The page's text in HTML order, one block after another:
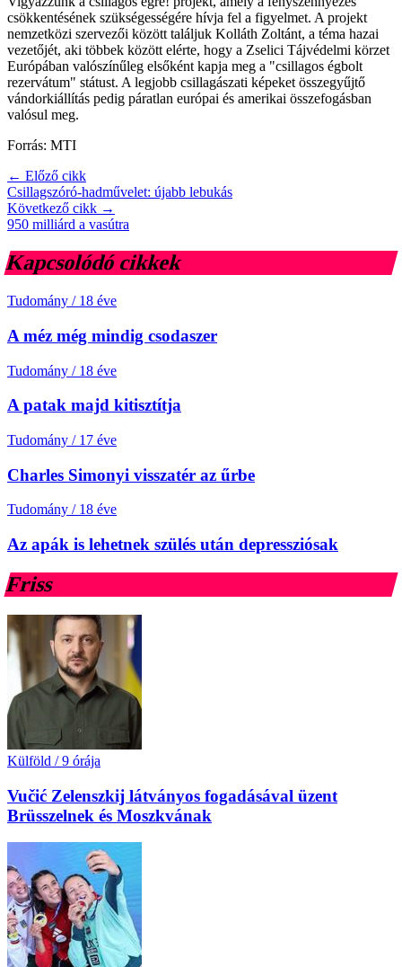
csökkentésének szükségességére hívja fel a figyelmet. A projekt
nemzetközi szervezői között találjuk Kolláth Zoltánt, a téma hazai
vezetőjét, aki többek között elérte, hogy a Zselici Tájvédelmi körzet
Európában valószínűleg elsőként kapja meg a "csillagos égbolt
rezervátum" státust. A legjobb csillagászati képeket összegyűjtő
vándorkiállítás pedig páratlan európai és amerikai összefogásban
valósul meg.
Forrás: MTI
← Előző cikk
Csillagszóró-hadművelet: újabb lebukás
Következő cikk →
950 milliárd a vasútra
Kapcsolódó cikkek
Tudomány / 18 éve
A méz még mindig csodaszer
Tudomány / 18 éve
A patak majd kitisztítja
Tudomány / 17 éve
Charles Simonyi visszatér az űrbe
Tudomány / 18 éve
Az apák is lehetnek szülés után depressziósak
Friss
Külföld / 9 órája
Vučić Zelenszkij látványos fogadásával üzent
Brüsszelnek és Moszkvának